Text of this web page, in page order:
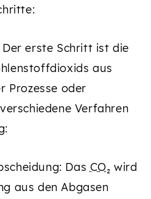
Der erste Schritt ist die
aus
Prozesse oder
Verfahren
Das CO₂ wird
aus den Abgasen